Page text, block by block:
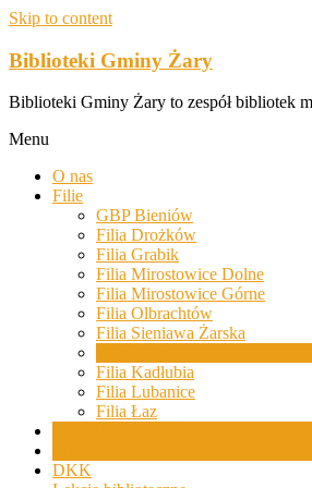
Skip to content
Biblioteki Gminy Żary
Biblioteki Gminy Żary to zespół bibliotek
Menu
O nas
Filie
GBP Bieniów
Filia Drożków
Filia Grabik
Filia Mirostowice Dolne
Filia Mirostowice Górne
Filia Olbrachtów
Filia Sieniawa Żarska
Filia Kadłubia
Filia Lubanice
Filia Łaz
DKK